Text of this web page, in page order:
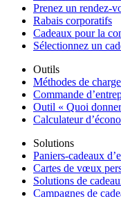
Prenez un rendez-
Rabais corporatifs
Cadeaux pour la
Sélectionnez un
Outils
Méthodes de
Commande
Outil « Quoi
Calculateur
Solutions
Paniers-cadeaux
Cartes de vœux
Solutions de
Campagnes de